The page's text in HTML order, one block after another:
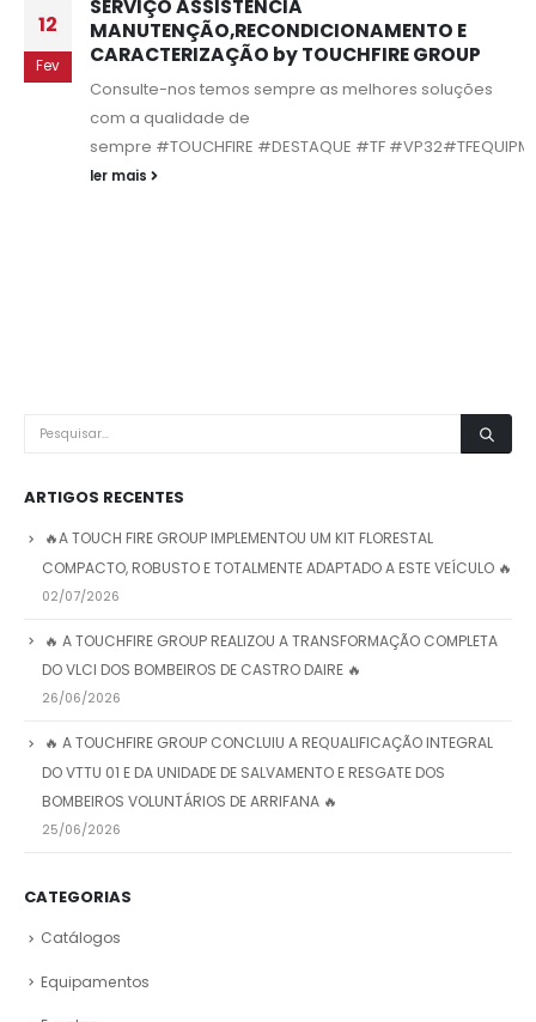
12
Fev
SERVIÇO ASSISTÊNCIA
MANUTENÇÃO,RECONDICIONAMENTO E
CARACTERIZAÇÃO by TOUCHFIRE GROUP
Consulte-nos temos sempre as melhores soluções
com a qualidade de
sempre #TOUCHFIRE #DESTAQUE #TF
ler mais
ARTIGOS RECENTES
🔥A TOUCH FIRE GROUP IMPLEMENTOU UM KIT FLORESTAL
COMPACTO, ROBUSTO E TOTALMENTE ADAPTADO A ESTE VEÍCULO 🔥
02/07/2026
🔥 A TOUCHFIRE GROUP REALIZOU A TRANSFORMAÇÃO COMPLETA
DO VLCI DOS BOMBEIROS DE CASTRO DAIRE 🔥
26/06/2026
🔥 A TOUCHFIRE GROUP CONCLUIU A REQUALIFICAÇÃO INTEGRAL
DO VTTU 01 E DA UNIDADE DE SALVAMENTO E RESGATE DOS
BOMBEIROS VOLUNTÁRIOS DE ARRIFANA 🔥
25/06/2026
CATEGORIAS
Catálogos
Equipamentos